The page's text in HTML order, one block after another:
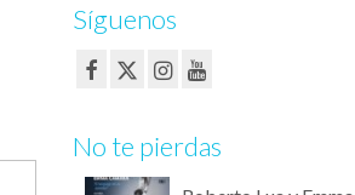
Síguenos
No te pierdas